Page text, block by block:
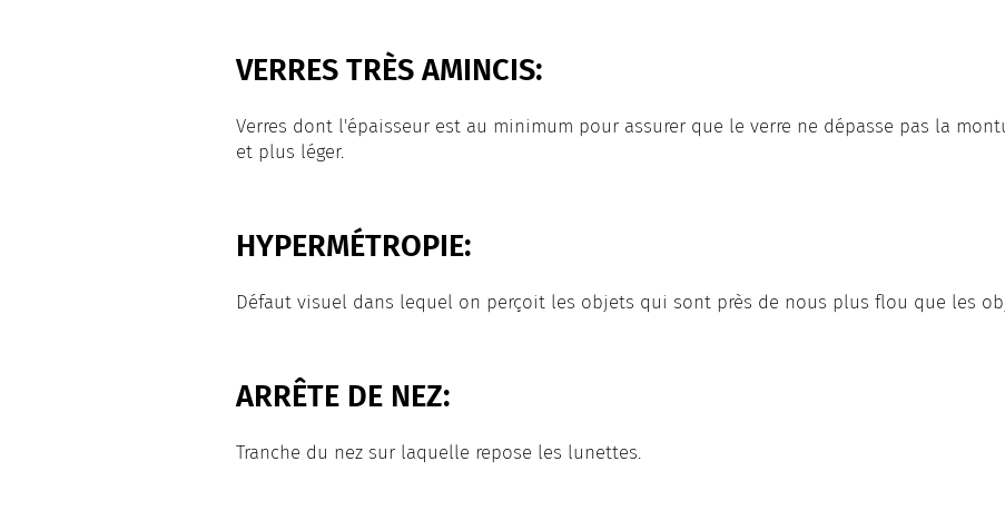
VERRES TRÈS AMINCIS:
Verres dont l'épaisseur est au minimum pour assurer que le verre ne dépasse pas la
et plus léger.
HYPERMÉTROPIE:
Défaut visuel dans lequel on perçoit les objets qui sont près de nous plus flou que les
ARRÊTE DE NEZ:
Tranche du nez sur laquelle repose les lunettes.